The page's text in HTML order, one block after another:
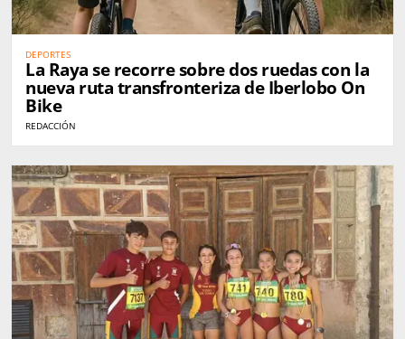
DEPORTES
La Raya se recorre sobre dos ruedas con la
nueva ruta transfronteriza de Iberlobo On
Bike
REDACCIÓN